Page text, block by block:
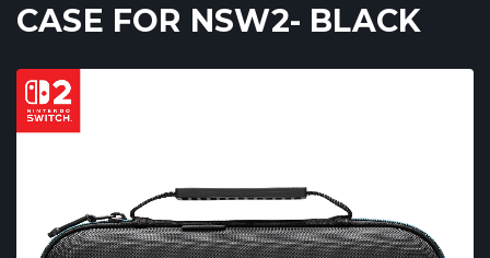
CASE FOR NSW2- BLACK